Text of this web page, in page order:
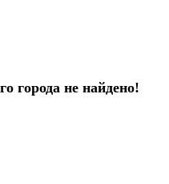
города не найдено!